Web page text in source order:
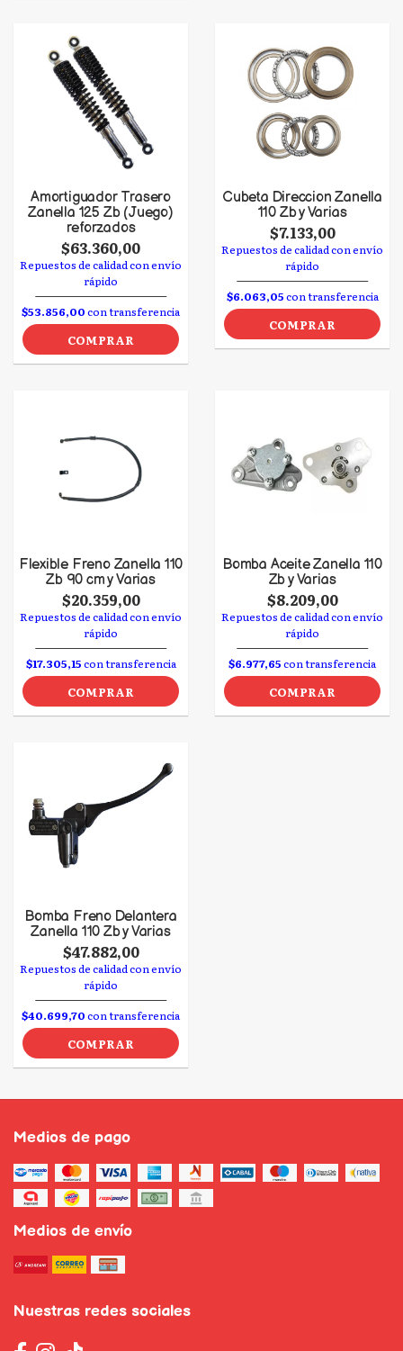
Amortiguador Trasero
Zanella 125 Zb (Juego)
reforzados
$63.360,00
Repuestos de calidad con envío
rápido
$53.856,00con transferencia
COMPRAR
Cubeta Direccion Zanella
110 Zb y Varias
$7.133,00
Repuestos de calidad con envío
rápido
$6.063,05con transferencia
COMPRAR
Flexible Freno Zanella 110
Zb 90 cm y Varias
$20.359,00
Repuestos de calidad con envío
rápido
$17.305,15con transferencia
COMPRAR
Bomba Aceite Zanella 110
Zb y Varias
$8.209,00
Repuestos de calidad con envío
rápido
$6.977,65con transferencia
COMPRAR
Bomba Freno Delantera
Zanella 110 Zb y Varias
$47.882,00
Repuestos de calidad con envío
rápido
$40.699,70con transferencia
COMPRAR
Medios de pago
Medios de envío
Nuestras redes sociales